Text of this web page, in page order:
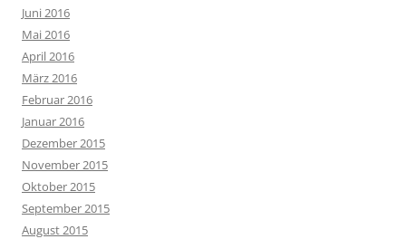
Juni 2016
Mai 2016
April 2016
März 2016
Februar 2016
Januar 2016
Dezember 2015
November 2015
Oktober 2015
September 2015
August 2015